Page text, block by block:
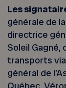
Les
générale de
directrice
Soleil Gagné,
transports
général de